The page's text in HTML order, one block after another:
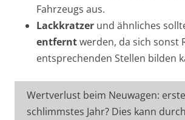
Fahrzeugs aus.
Lackkratzer und ähnliches
entferntwerden, da sich sonst
entsprechenden Stellen bilden
Wertverlust beim Neuwagen:
schlimmstes Jahr? Dies kann